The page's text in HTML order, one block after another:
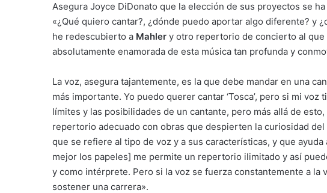
Asegura Joyce DiDonato que la elección de sus proyectos se
«¿Qué quiero cantar?, ¿dónde puedo aportar algo diferente? y
he redescubierto a Mahler y otro repertorio de concierto al
absolutamente enamorada de esta música tan profunda y
La voz, asegura tajantemente, es la que debe mandar en una
más importante. Yo puedo querer cantar ‘Tosca’, pero si mi
límites y las posibilidades de un cantante, pero más allá de
repertorio adecuado con obras que despierten la curiosidad del
que se refiere al tipo de voz y a sus características, y que
mejor los papeles] me permite un repertorio ilimitado y así
y como intérprete. Pero si la voz se fuerza constantemente a la
sostener una carrera».